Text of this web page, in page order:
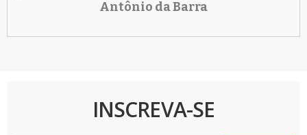
Antônio da Barra
INSCREVA-SE